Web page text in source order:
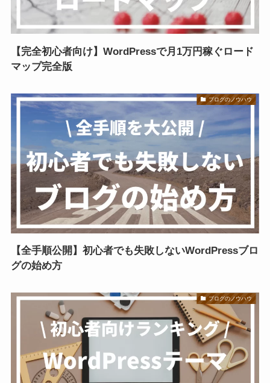
【完全初心者向け】WordPressで月1万円稼ぐロード
マップ完全版
ブログのノウハウ
【全手順公開】初心者でも失敗しないWordPressブロ
グの始め方
ブログのノウハウ